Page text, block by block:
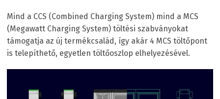
Mind a CCS (Combined Charging System) mind a MCS
(Megawatt Charging System) töltési szabványokat
támogatja az új termékcsalád, így akár 4 MCS töltőpont
is telepíthető, egyetlen töltőoszlop elhelyezésével.